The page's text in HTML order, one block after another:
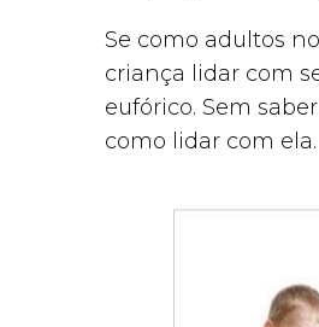
Se como adultos
criança lidar com
eufórico. Sem
como lidar com ela.